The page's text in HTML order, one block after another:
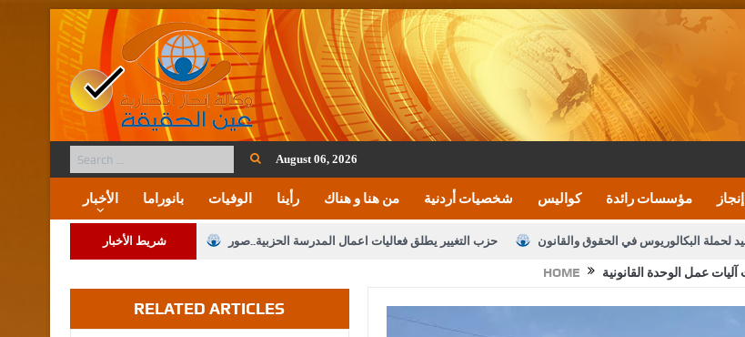
August 06, 2026
الأخبار بانوراما الوفيات رأينا من هنا و هناك شخصيات أردنية كواليس مؤسسات رائدة
شريط الأخبار حزب التغيير يطلق فعاليات اعمال المدرسة الحزبية..صور لحملة البكالوريوس في الحقوق والقانون
بيان اجتماع عمّان:دعم الوصاية الهاشمية التاريخية على المقدسات الإسلامية والمسيحية
النواب يقر مشروع تعديل قانون الملكية العقارية حرص مجلس النواب على شراكة فاعلة مع الإعلام
HOME عمل الوحدة القانونية
RELATED ARTICLES